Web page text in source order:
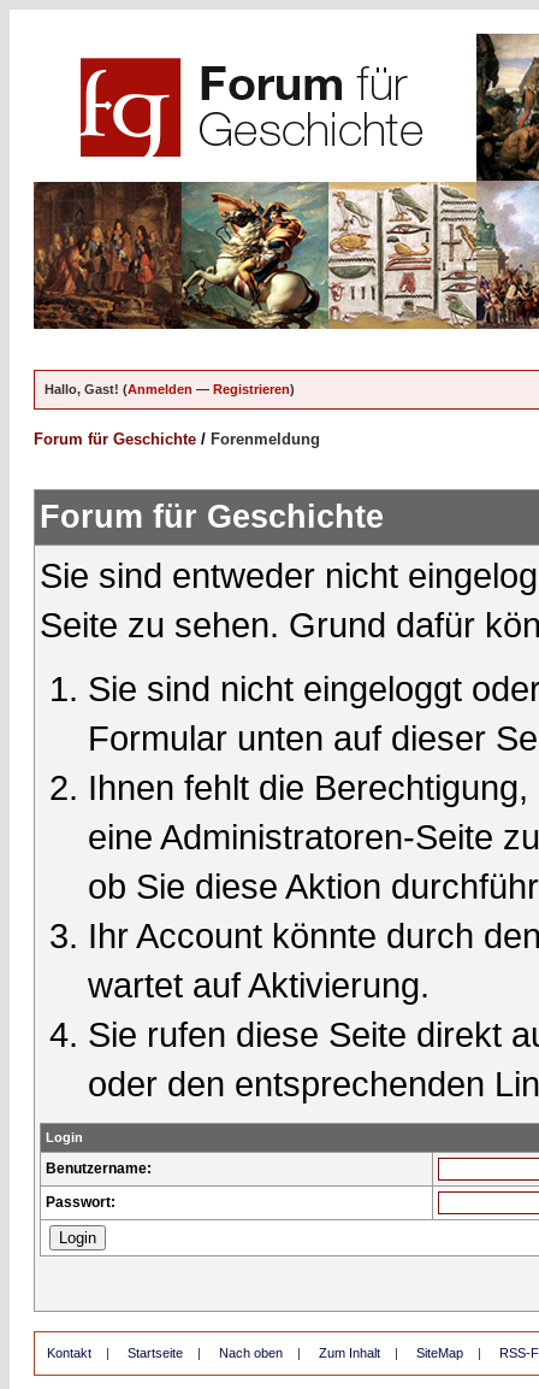
Hallo, Gast! (Anmelden — Registrieren)
Forum für Geschichte / Forenmeldung
Forum für Geschichte
Sie sind entweder nicht
Seite zu sehen. Grund dafür
Sie sind nicht eingeloggt
Formular unten auf dieser
Ihnen fehlt die
eine Administratoren-Seite
ob Sie diese Aktion
Ihr Account könnte durch
wartet auf Aktivierung.
Sie rufen diese Seite direkt
oder den entsprechenden
Login
Benutzername:
Passwort:
Kontakt | Startseite | Nach oben | Zum Inhalt | SiteMap | RSS-